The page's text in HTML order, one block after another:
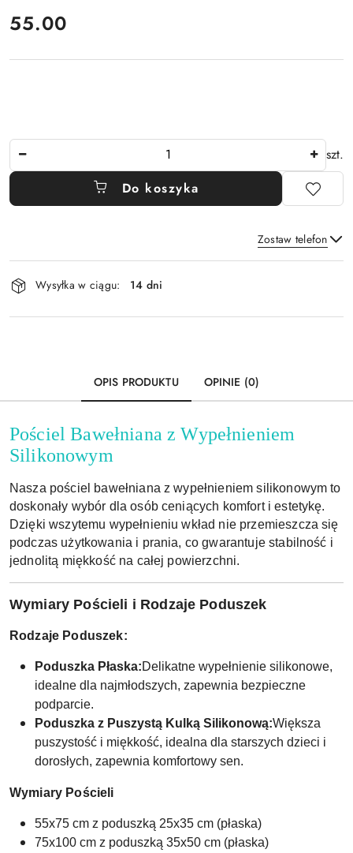
cena:
55.00
szt.
Do koszyka
Zostaw telefon
Dostępność
i
dostawa
Wysyłka w ciągu: 14 dni
OPIS PRODUKTU OPINIE (0)
Pościel Bawełniana z Wypełnieniem
Silikonowym
Nasza pościel bawełniana z wypełnieniem silikonowym to
doskonały wybór dla osób ceniących komfort i estetykę.
Dzięki wszytemu wypełnieniu wkład nie przemieszcza się
podczas użytkowania i prania, co gwarantuje stabilność i
jednolitą miękkość na całej powierzchni.
Wymiary Pościeli i Rodzaje Poduszek
Rodzaje Poduszek:
Poduszka Płaska:Delikatne wypełnienie silikonowe,
idealne dla najmłodszych, zapewnia bezpieczne
podparcie.
Poduszka z Puszystą Kulką Silikonową:Większa
puszystość i miękkość, idealna dla starszych dzieci i
dorosłych, zapewnia komfortowy sen.
Wymiary Pościeli
55x75 cm z poduszką 25x35 cm (płaska)
75x100 cm z poduszką 35x50 cm (płaska)